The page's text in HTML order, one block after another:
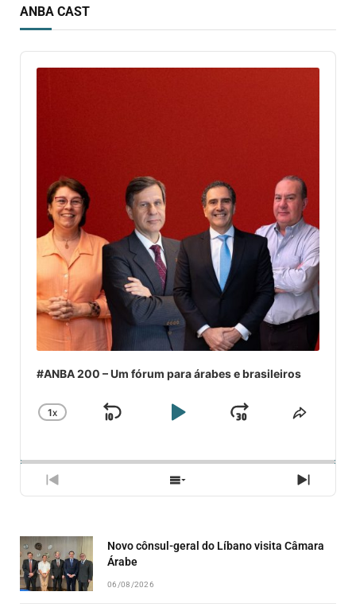
ANBA CAST
Audio
Player
#ANBA 200 – Um fórum para árabes e brasileiros
CHANGE
1X
SKIP
PLAYJUMP
PREVIOUS
EPISODE
SHOW
EPISODES
NEXT
Novo cônsul-geral do Líbano visita Câmara
Árabe
06/08/2026